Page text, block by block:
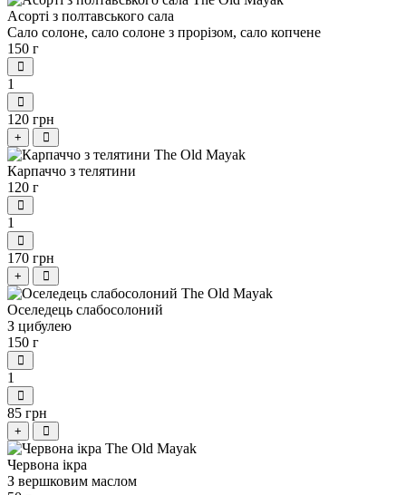
Асорті з полтавського сала
Сало солоне, сало солоне з прорізом, сало копчене
150 г
1
120 грн
+
Карпаччо з телятини
120 г
1
170 грн
+
Оселедець слабосолоний
З цибулею
150 г
1
85 грн
+
Червона ікра
З вершковим маслом